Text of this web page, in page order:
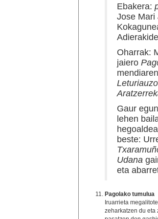
Ebakera:
Jose Mari
Oharrak:
jaiero
Leturiauzo
Gaur
lehen
beste:
Udana
eta
Pagolako tumulua
Iruarrieta
zeharkatzen du eta